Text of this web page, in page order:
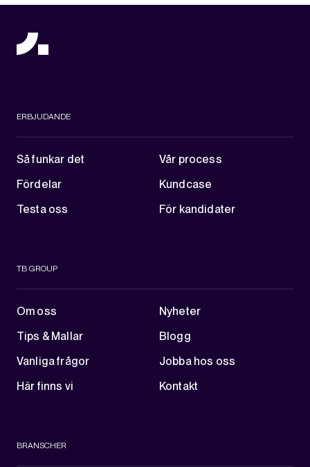
ERBJUDANDE
Så funkar det
Vår process
Fördelar
Kundcase
Testa oss
För kandidater
TB GROUP
Om oss
Nyheter
Tips & Mallar
Blogg
Vanliga frågor
Jobba hos oss
Här finns vi
Kontakt
BRANSCHER